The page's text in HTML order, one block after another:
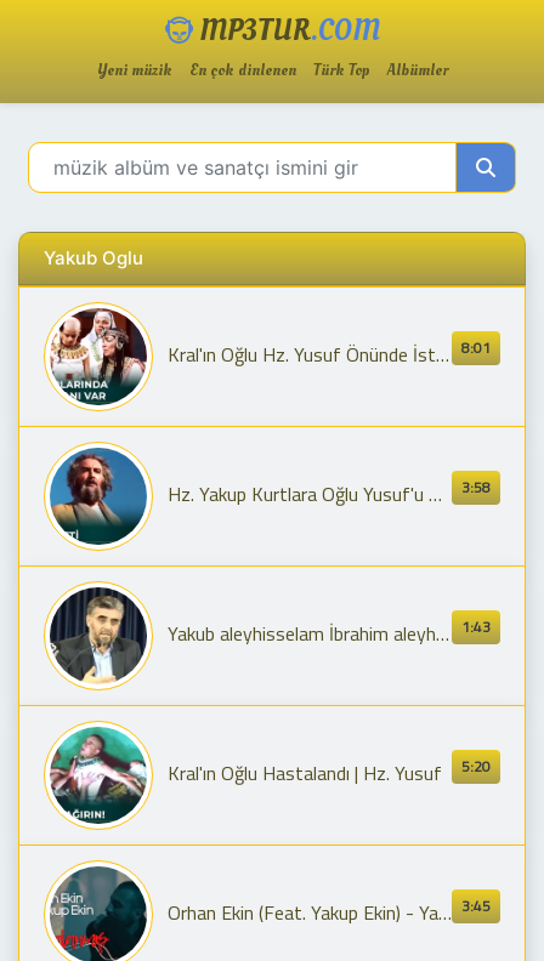
MP3TUR.COM
Yeni müzik En çok dinlenen Türk Top Albümler
Yakub Oglu
8:01
Kral'ın Oğlu Hz. Yusuf Önünde İstemeden Eğildi! 🤲🏻 | Hz. Yusuf
3:58
Hz. Yakup Kurtlara Oğlu Yusuf'u Sordu | Hz. Yusuf
1:43
Yakub aleyhisselam İbrahim aleyhisselamın oğlu mu, torunu mu?
5:20
Kral'ın Oğlu Hastalandı | Hz. Yusuf
3:45
Orhan Ekin (Feat. Yakup Ekin) - Yalanmış (Official Music Video)